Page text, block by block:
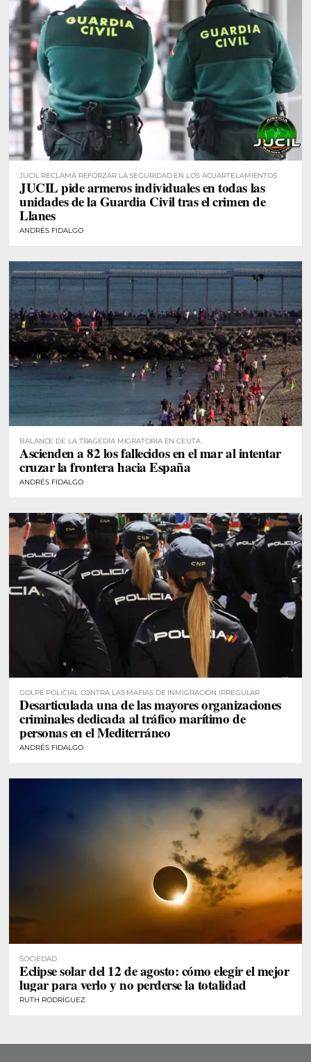
JUCIL RECLAMA REFORZAR LA SEGURIDAD EN LOS ACUARTELAMIENTOS
JUCIL pide armeros individuales en todas las
unidades de la Guardia Civil tras el crimen de
Llanes
ANDRÉS FIDALGO
BALANCE DE LA TRAGEDIA MIGRATORIA EN CEUTA
Ascienden a 82 los fallecidos en el mar al intentar
cruzar la frontera hacia España
ANDRÉS FIDALGO
GOLPE POLICIAL CONTRA LAS MAFIAS DE INMIGRACIÓN IRREGULAR
Desarticulada una de las mayores organizaciones
criminales dedicada al tráfico marítimo de
personas en el Mediterráneo
ANDRÉS FIDALGO
SOCIEDAD
Eclipse solar del 12 de agosto: cómo elegir el mejor
lugar para verlo y no perderse la totalidad
RUTH RODRÍGUEZ